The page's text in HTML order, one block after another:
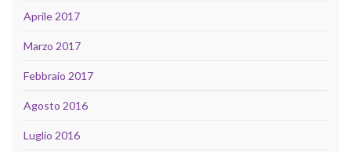
Aprile 2017
Marzo 2017
Febbraio 2017
Agosto 2016
Luglio 2016